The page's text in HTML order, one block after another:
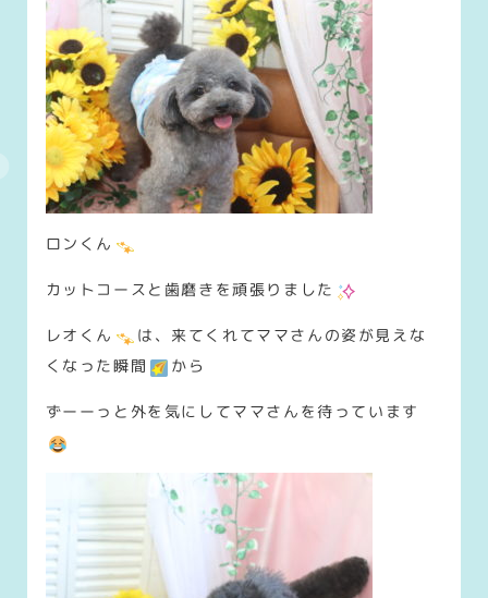
ロンくん
カットコースと歯磨きを頑張りました
レオくん
は、来てくれてママさんの姿が見えな
くなった瞬間
から
ずーーっと外を気にしてママさんを待っています